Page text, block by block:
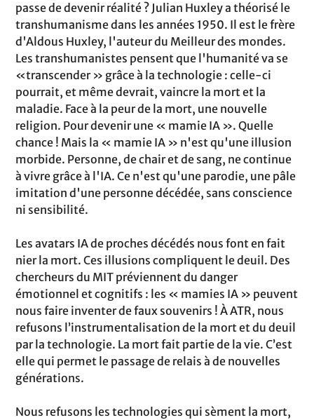
passe de devenir réalité ? Julian Huxley a théorisé le
transhumanisme dans les années 1950. Il est le frère
d'Aldous Huxley, l'auteur du Meilleur des mondes.
Les transhumanistes pensent que l'humanité va se
«transcender » grâce à la technologie : celle-ci
pourrait, et même devrait, vaincre la mort et la
maladie. Face à la peur de la mort, une nouvelle
religion. Pour devenir une « mamie IA ». Quelle
chance ! Mais la « mamie IA » n'est qu'une illusion
morbide. Personne, de chair et de sang, ne continue
à vivre grâce à l'IA. Ce n'est qu'une parodie, une pâle
imitation d'une personne décédée, sans conscience
ni sensibilité.
Les avatars IA de proches décédés nous font en fait
nier la mort. Ces illusions compliquent le deuil. Des
chercheurs du MIT préviennent du danger
émotionnel et cognitifs : les « mamies IA » peuvent
nous faire inventer de faux souvenirs ! À ATR, nous
refusons l’instrumentalisation de la mort et du deuil
par la technologie. La mort fait partie de la vie. C’est
elle qui permet le passage de relais à de nouvelles
générations.
Nous refusons les technologies qui sèment la mort,